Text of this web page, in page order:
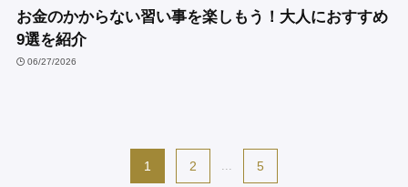
お金のかからない習い事を楽しもう！大人におすすめ
9選を紹介
06/27/2026
1 2 ... 5